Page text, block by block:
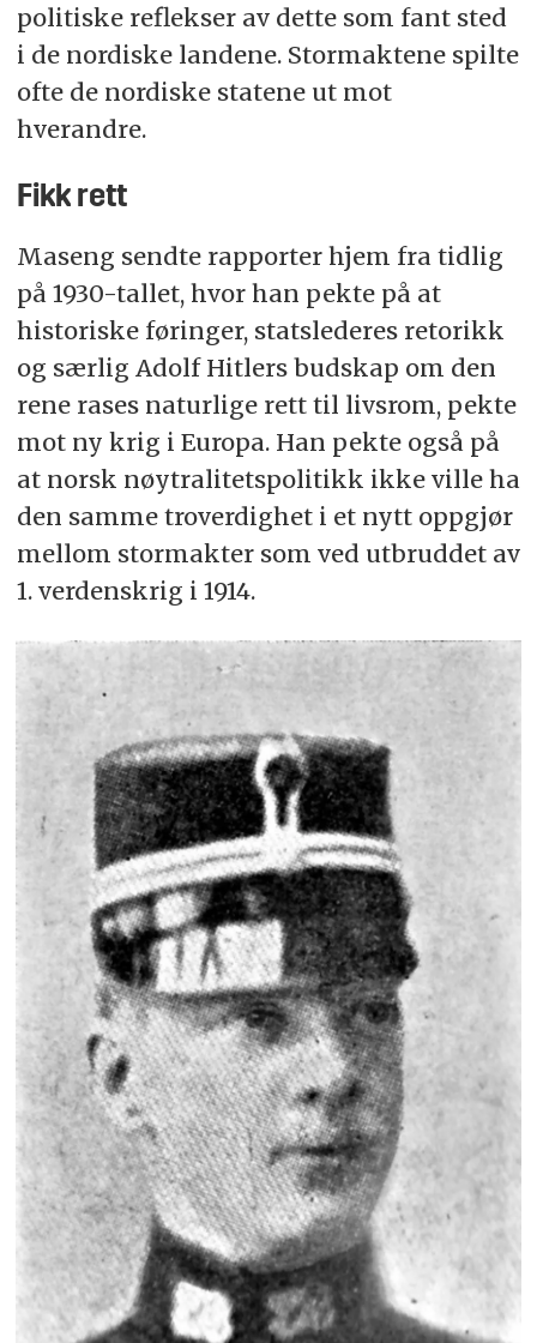
politiske reflekser av dette som fant sted
i de nordiske landene. Stormaktene spilte
ofte de nordiske statene ut mot
hverandre.
Fikk rett
Maseng sendte rapporter hjem fra tidlig
på 1930-tallet, hvor han pekte på at
historiske føringer, statslederes retorikk
og særlig Adolf Hitlers budskap om den
rene rases naturlige rett til livsrom, pekte
mot ny krig i Europa. Han pekte også på
at norsk nøytralitetspolitikk ikke ville ha
den samme troverdighet i et nytt oppgjør
mellom stormakter som ved utbruddet av
1. verdenskrig i 1914.